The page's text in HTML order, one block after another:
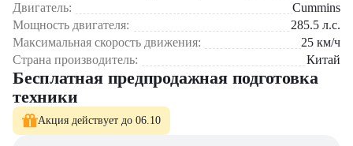
Эргономика
комфортабельная кабина с
панорамным обзором и
интеллектуальной панелью
управления
мостостроение
работы в портовых терминалах
нефтегазовой отрасли.
SANY SRC500T - это оптимальное сочетание грузоподъемности,
мобильности и технологичности. Техника оснащена системами
безопасности последнего поколения и соответствует
международным стандартам. Высокая ремонтопригодность и
доступность запчастей.
Двигатель:
Cummins
Мощность двигателя:
285.5 л.с.
Максимальная скорость движения:
25 км/ч
Страна производитель:
Китай
Бесплатная предпродажная подготовка
техники
Акция действует до 06.10